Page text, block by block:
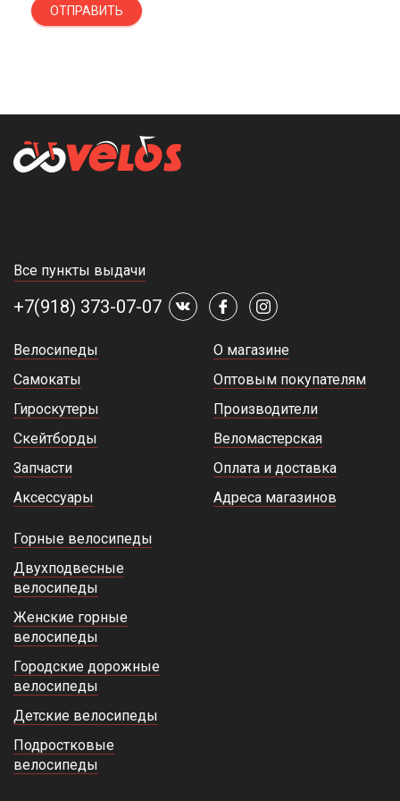
ОТПРАВИТЬ
Все пункты выдачи
+7(918) 373-07-07
Велосипеды
Самокаты
Гироскутеры
Скейтборды
Запчасти
Аксессуары
О магазине
Оптовым покупателям
Производители
Веломастерская
Оплата и доставка
Адреса магазинов
Горные велосипеды
Двухподвесные
велосипеды
Женские горные
велосипеды
Городские дорожные
велосипеды
Детские велосипеды
Подростковые
велосипеды